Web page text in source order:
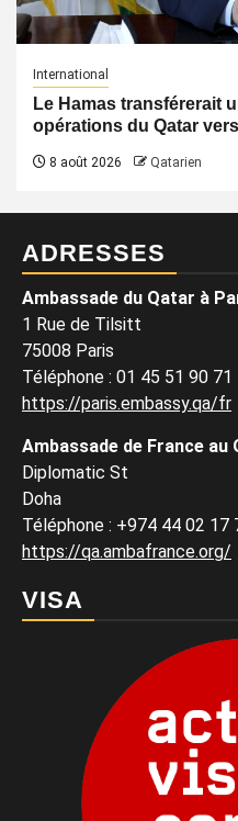
International
Le Hamas transférerait
opérations du Qatar
8 août 2026 Qatarien
ADRESSES
Ambassade du Qatar à
1 Rue de Tilsitt
75008 Paris
Téléphone : 01 45 51 90 71
https://paris.embassy.qa/fr
Ambassade de France au
Diplomatic St
Doha
Téléphone : +974 44 02 17
https://qa.ambafrance.org/
VISA